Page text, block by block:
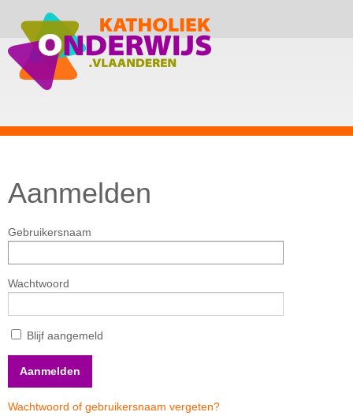
Aanmelden
Gebruikersnaam
Wachtwoord
Blijf aangemeld
Wachtwoord of gebruikersnaam vergeten?